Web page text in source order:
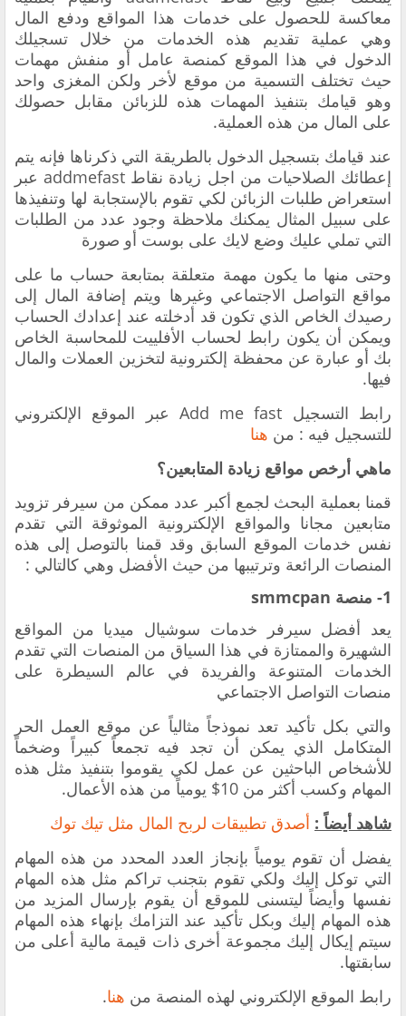
معاكسة للحصول على خدمات هذا المواقع ودفع المال
وهي عملية تقديم هذه الخدمات من خلال تسجيلك
الدخول في هذا الموقع كمنصة عامل أو منفش مهمات
حيث تختلف التسمية من موقع لأخر ولكن المغزى واحد
وهو قيامك بتنفيذ المهمات هذه للزبائن مقابل حصولك
على المال من هذه العملية.
عند قيامك بتسجيل الدخول بالطريقة التي ذكرناها فإنه يتم
إعطائك الصلاحيات من اجل زيادة نقاط addmefast عبر
استعراض طلبات الزبائن لكي تقوم بالإستجابة لها وتنفيذها
على سبيل المثال يمكنك ملاحظة وجود عدد من الطلبات
التي تملي عليك وضع لايك على بوست أو صورة
وحتى منها ما يكون مهمة متعلقة بمتابعة حساب ما على
مواقع التواصل الاجتماعي وغيرها ويتم إضافة المال إلى
رصيدك الخاص الذي تكون قد أدخلته عند إعدادك الحساب
ويمكن أن يكون رابط لحساب الأفلييت للمحاسبة الخاص
بك أو عبارة عن محفظة إلكترونية لتخزين العملات والمال
فيها.
رابط
التسجيل Add me fast عبر الموقع الإلكتروني
للتسجيل فيه : من هنا
ماهي أرخص مواقع زيادة المتابعين؟
قمنا بعملية البحث لجمع أكبر عدد ممكن من سيرفر تزويد
متابعين مجانا والمواقع الإلكترونية الموثوقة التي تقدم
نفس خدمات الموقع السابق وقد قمنا بالتوصل إلى هذه
المنصات الرائعة وترتيبها من حيث الأفضل وهي كالتالي :
1- منصة smmcpan
يعد أفضل سيرفر خدمات سوشيال ميديا من المواقع
الشهيرة والممتازة في هذا السياق من المنصات التي تقدم
الخدمات المتنوعة والفريدة في عالم السيطرة على
منصات التواصل الاجتماعي
والتي بكل تأكيد تعد نموذجاً مثالياً عن موقع العمل الحر
المتكامل الذي يمكن أن تجد فيه تجمعاً كبيراً وضخماً
للأشخاص الباحثين عن عمل لكي يقوموا بتنفيذ مثل هذه
المهام وكسب أكثر من 10$ يومياً من هذه الأعمال.
شاهد أيضاً : أصدق ‏تطبيقات لربح المال مثل تيك توك
يفضل أن تقوم يومياً بإنجاز العدد المحدد من هذه المهام
التي توكل إليك ولكي تقوم بتجنب تراكم مثل هذه المهام
نفسها وأيضاً ليتسنى للموقع أن يقوم بإرسال المزيد من
هذه المهام إليك وبكل تأكيد عند التزامك بإنهاء هذه المهام
سيتم إيكال إليك مجموعة أخرى ذات قيمة مالية أعلى من
سابقتها.
رابط الموقع الإلكتروني لهذه المنصة من هنا.